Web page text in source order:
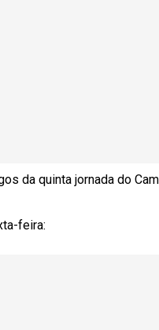
da quinta jornada do
feira: